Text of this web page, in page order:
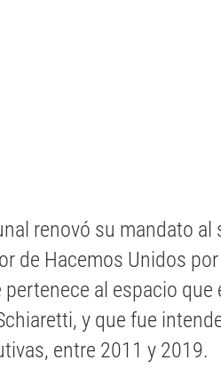
renovó su mandato al
de Hacemos Unidos
pertenece al espacio que
y que fue
entre 2011 y 2019.